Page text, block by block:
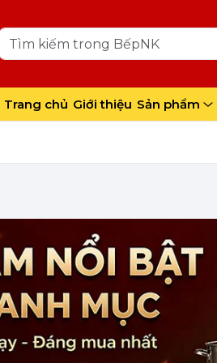
Trang chủ Giới thiệu Sản phẩm